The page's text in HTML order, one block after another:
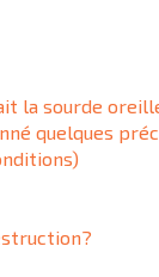
la sourde
quelques